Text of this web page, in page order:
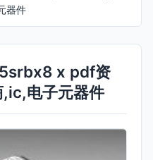
器件
x pdf资
电子元器件